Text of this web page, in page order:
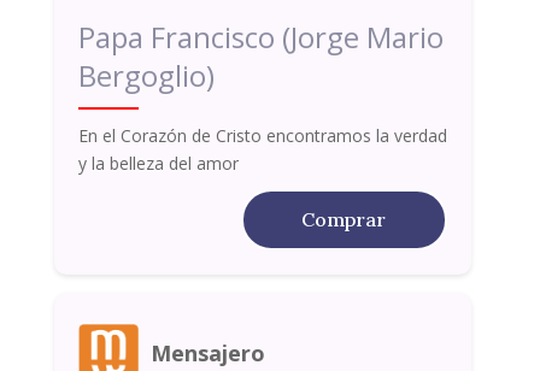
Papa Francisco (Jorge Mario
Bergoglio)
En el Corazón de Cristo encontramos la verdad
y la belleza del amor
Comprar
Mensajero